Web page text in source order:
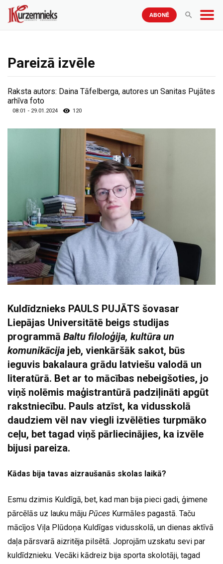
ABONĒ
Pareizā izvēle
Raksta autors: Daina Tāfelberga, autores un Sanitas Pujātes
arhīva foto
08:01 - 29.01.2024 120
Kuldīdznieks PAULS PUJĀTS šovasar
Liepājas Universitātē beigs studijas
programmā Baltu filoloģija, kultūra un
komunikācija jeb, vienkāršāk sakot, būs
ieguvis bakalaura grādu latviešu valodā un
literatūrā. Bet ar to mācības nebeigšoties, jo
viņš nolēmis maģistrantūrā padziļināti apgūt
rakstniecību. Pauls atzīst, ka vidusskolā
daudziem vēl nav viegli izvēlēties turpmāko
ceļu, bet tagad viņš pārliecinājies, ka izvēle
bijusi pareiza.
Kādas bija tavas aizraušanās skolas laikā?
Esmu dzimis Kuldīgā, bet, kad man bija pieci gadi, ģimene
pārcēlās uz lauku māju Pūces Kurmāles pagastā. Taču
mācījos Viļa Plūdoņa Kuldīgas vidusskolā, un dienas aktīvā
daļa pārsvarā aizritēja pilsētā. Joprojām uzskatu sevi par
kuldīdznieku. Vecāki kādreiz bija sporta skolotāji, tagad